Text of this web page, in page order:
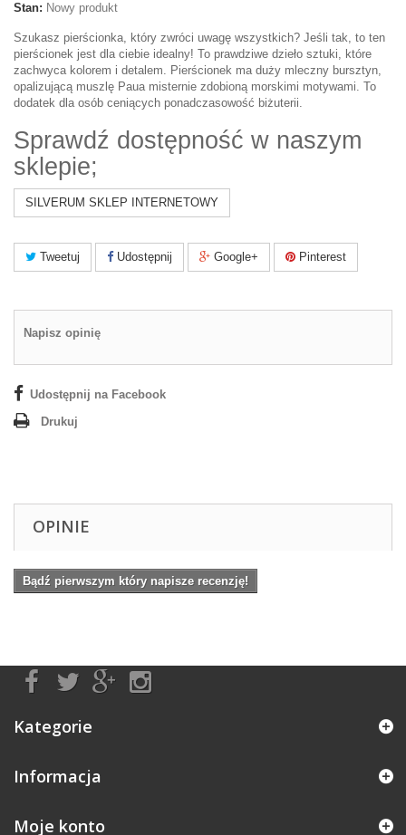
Stan: Nowy produkt
Szukasz pierścionka, który zwróci uwagę wszystkich? Jeśli tak, to ten
pierścionek jest dla ciebie idealny! To prawdziwe dzieło sztuki, które
zachwyca kolorem i detalem. Pierścionek ma duży mleczny bursztyn,
opalizującą muszlę Paua misternie zdobioną morskimi motywami. To
dodatek dla osób ceniących ponadczasowość biżuterii.
Sprawdź dostępność w naszym
sklepie;
SILVERUM SKLEP INTERNETOWY
Tweetuj Udostępnij Google+ Pinterest
Napisz opinię
Udostępnij na Facebook
Drukuj
OPINIE
Bądź pierwszym który napisze recenzję!
Kategorie
Informacja
Moje konto